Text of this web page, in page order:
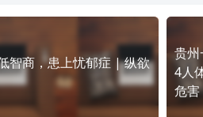
智商，患上忧郁症 | 纵欲
贵
4人
危害